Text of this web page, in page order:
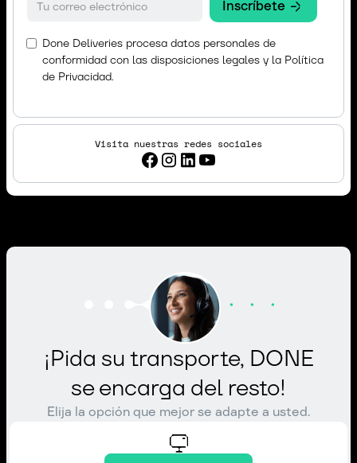
Done Deliveries procesa datos personales de
conformidad con las disposiciones legales y la Política
de Privacidad.
Visita nuestras redes sociales
¡Pida su transporte, DONE
se encarga del resto!
Elija la opción que mejor se adapte a usted.